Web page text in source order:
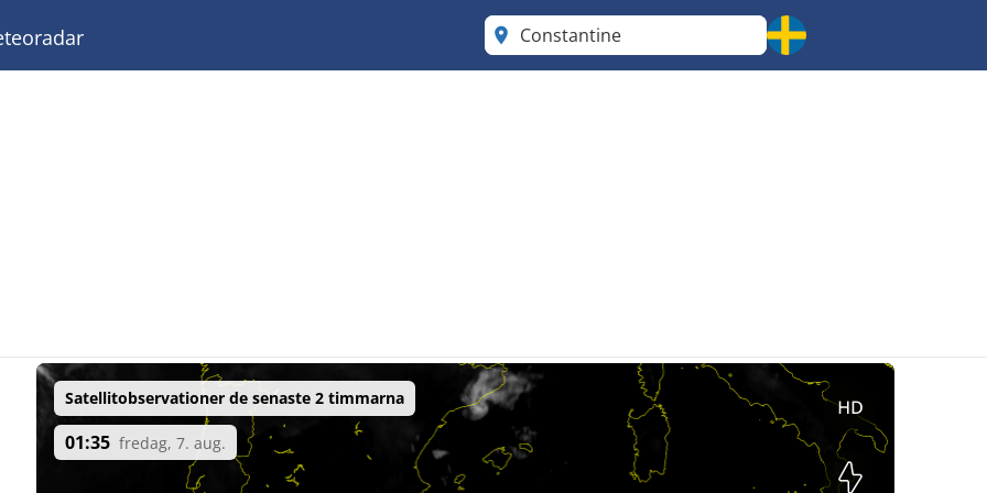
Constantine
Satellitobservationer de senaste 2 timmarna
01:35 fredag, 7. aug.